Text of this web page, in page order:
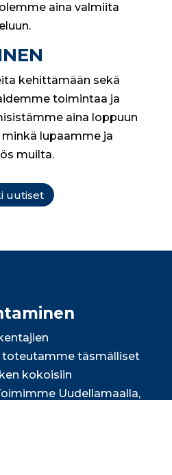
aina valmiita
kehittämään sekä
toimintaa ja
aina loppuun
lupaamme ja
muilta.
uutiset
toteutamme täsmälliset
kokoisiin
Uudellamaalla,